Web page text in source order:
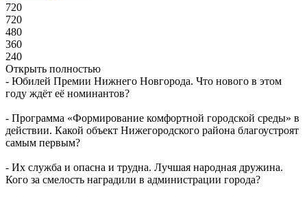
720
720
480
360
240
Открыть полностью
- Юбилей Премии Нижнего Новгорода. Что нового в этом
году ждёт её номинантов?
- Программа «Формирование комфортной городской среды» в
действии. Какой объект Нижегородского района благоустроят
самым первым?
- Их служба и опасна и трудна. Лучшая народная дружина.
Кого за смелость наградили в администрации города?